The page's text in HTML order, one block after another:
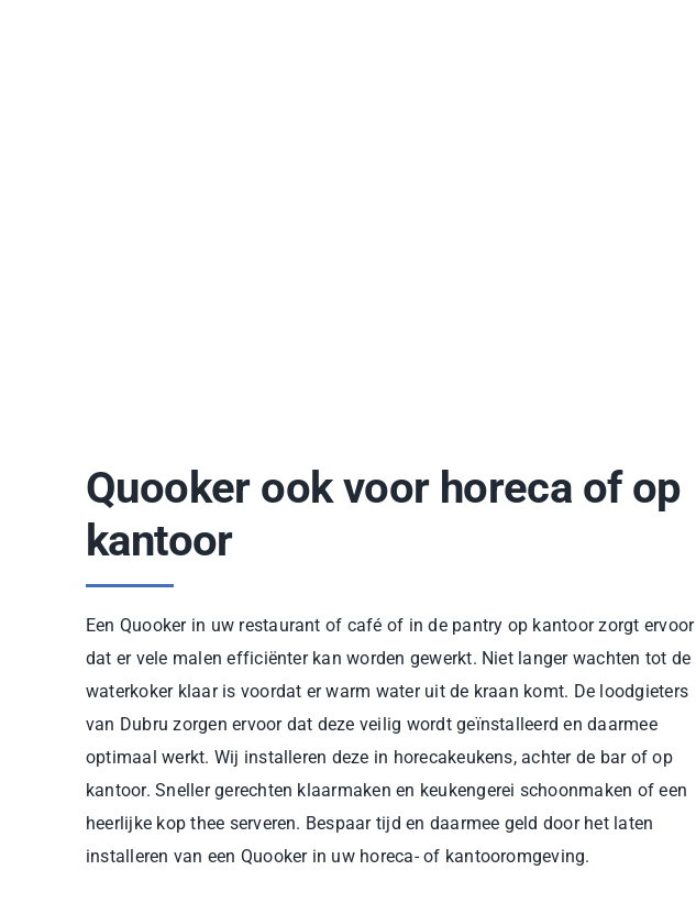
Quooker ook voor horeca of op
kantoor
Een Quooker in uw restaurant of café of in de pantry op kantoor zorgt ervoor
dat er vele malen efficiënter kan worden gewerkt. Niet langer wachten tot de
waterkoker klaar is voordat er warm water uit de kraan komt. De loodgieters
van Dubru zorgen ervoor dat deze veilig wordt geïnstalleerd en daarmee
optimaal werkt. Wij installeren deze in horecakeukens, achter de bar of op
kantoor. Sneller gerechten klaarmaken en keukengerei schoonmaken of een
heerlijke kop thee serveren. Bespaar tijd en daarmee geld door het laten
installeren van een Quooker in uw horeca- of kantooromgeving.